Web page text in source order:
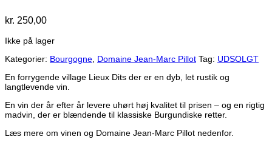
kr. 250,00
Ikke på lager
Kategorier: Bourgogne Domaine Jean-Marc Pillot Tag: UDSOLGT
En forrygende village Lieux Dits der er en dyb, let rustik og
langtlevende vin.
En vin der år efter år levere uhørt høj kvalitet til prisen – og en rigtig
madvin, der er blændende til klassiske Burgundiske retter.
Læs mere om vinen og Domaine Jean-Marc Pillot nedenfor.